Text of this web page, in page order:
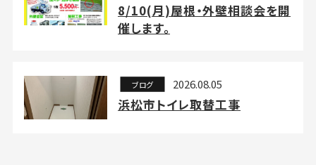
8/10(月)屋根・外壁相談会を開
催します。
ブログ 2026.08.05
浜松市トイレ取替工事